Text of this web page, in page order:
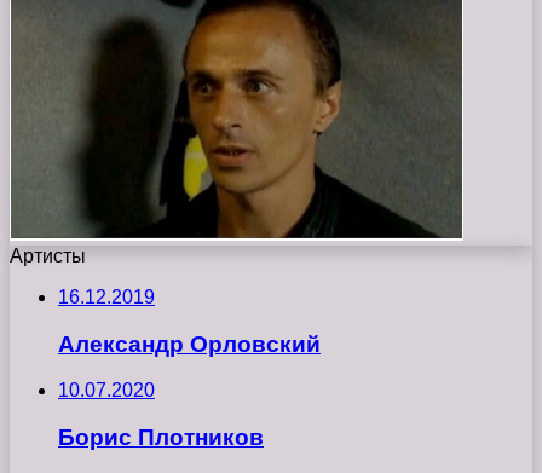
Артисты
16.12.2019
Александр Орловский
10.07.2020
Борис Плотников